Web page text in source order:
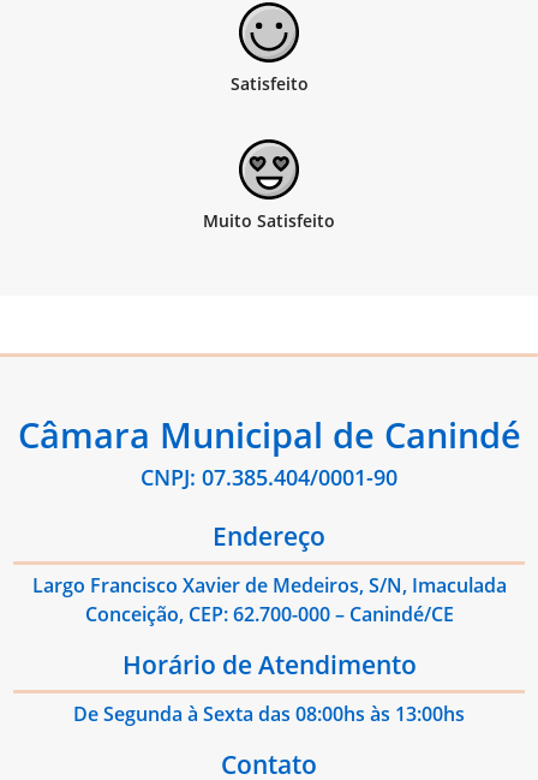
Câmara Municipal de Canindé
CNPJ: 07.385.404/0001-90
Endereço
Largo Francisco Xavier de Medeiros, S/N, Imaculada
Conceição, CEP: 62.700-000 – Canindé/CE
Horário de Atendimento
De Segunda à Sexta das 08:00hs às 13:00hs
Contato